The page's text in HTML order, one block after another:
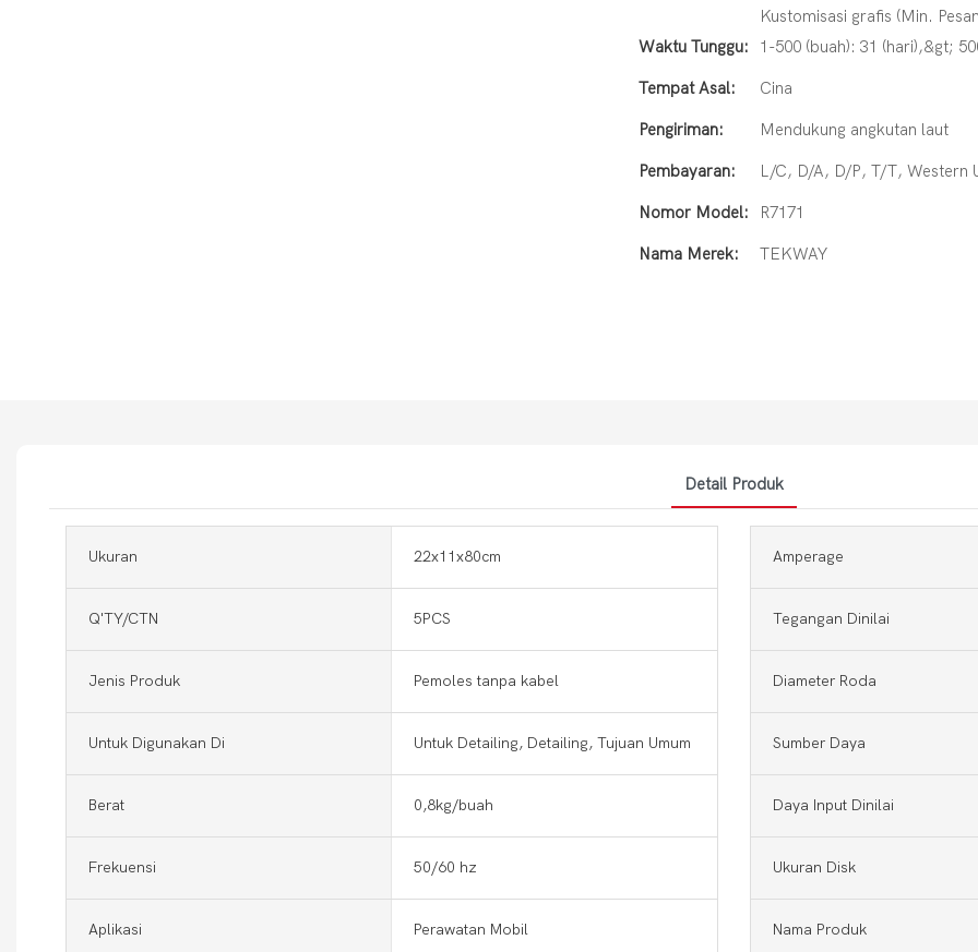
Kustomisasi grafis (Min.
Waktu Tunggu:
1-500 (buah): 31 (hari),&gt;
Tempat Asal: Cina
Pengiriman: Mendukung angkutan laut
Pembayaran: L/C, D/A, D/P, T/T, Western
Nomor Model: R7171
Nama Merek: TEKWAY
Detail Produk
Ukuran 22x11x80cm Amperage
Q'TY/CTN 5PCS Tegangan Dinilai
Jenis Produk Pemoles tanpa kabel Diameter Roda
Untuk Digunakan Di Untuk Detailing, Detailing, Tujuan Umum Sumber Daya
Berat 0,8kg/buah Daya Input Dinilai
Frekuensi 50/60 hz Ukuran Disk
Aplikasi Perawatan Mobil Nama Produk